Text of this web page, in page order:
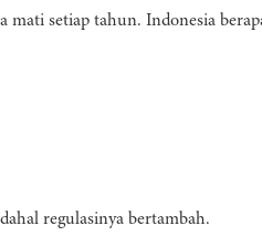
setiap tahun. Indonesia
regulasinya bertambah.